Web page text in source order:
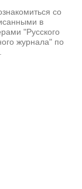
со
в
"Русского
журнала" по